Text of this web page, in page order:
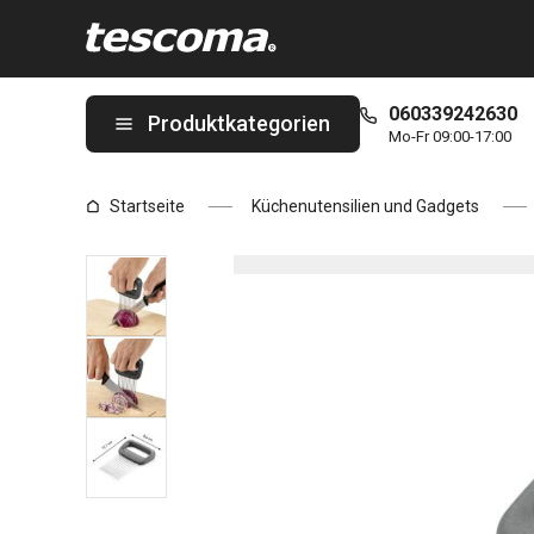
Produktkategorien 060339242630
Mo-Fr 09:00-17:00
Startseite Küchenutensilien und Gadgets